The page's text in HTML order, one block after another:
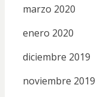
marzo 2020
enero 2020
diciembre 2019
noviembre 2019